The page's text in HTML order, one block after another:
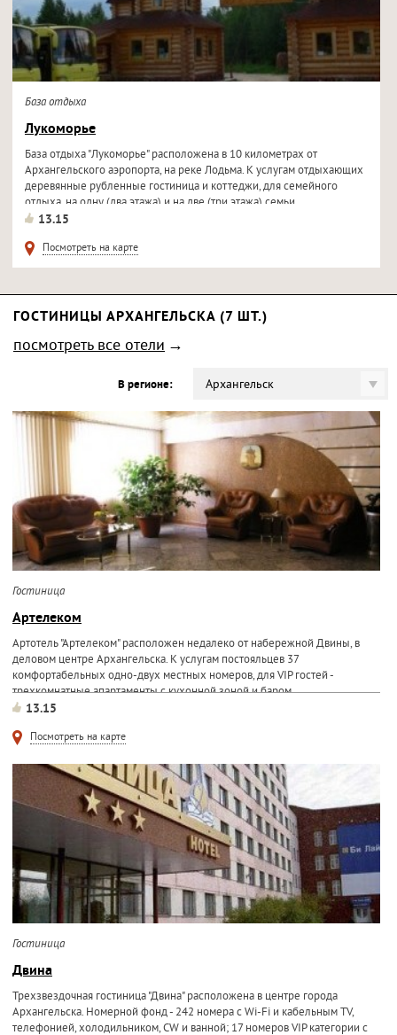
База отдыха
Лукоморье
База отдыха "Лукоморье" расположена в 10 километрах от
Архангельского аэропорта, на реке Лодьма. К услугам отдыхающих
деревянные рубленные гостиница и коттеджи, для семейного
отдыха, на одну (два этажа) и на две (три этажа) семьи...
13.15
Посмотреть на карте
ГОСТИНИЦЫ АРХАНГЕЛЬСКА (7 ШТ.)
посмотреть все отели
В регионе: Архангельск
Гостиница
Артелеком
Артотель "Артелеком" расположен недалеко от набережной Двины, в
деловом центре Архангельска. К услугам постояльцев 37
комфортабельных одно-двух местных номеров, для VIP гостей -
трехкомнатные апартаменты с кухонной зоной и баром...
13.15
Посмотреть на карте
Гостиница
Двина
Трехзвездочная гостиница "Двина" расположена в центре города
Архангельска. Номерной фонд - 242 номера с Wi-Fi и кабельным TV,
телефонией, холодильником, CW и ванной; 17 номеров VIP категории с